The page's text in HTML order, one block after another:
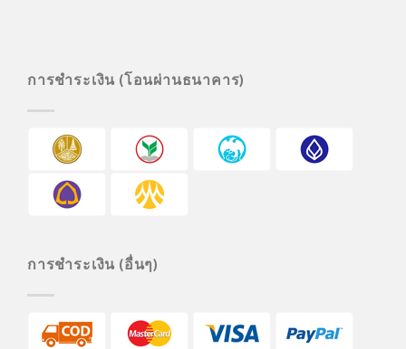
การชำระเงิน (โอนผ่านธนาคาร)
การชำระเงิน (อื่นๆ)